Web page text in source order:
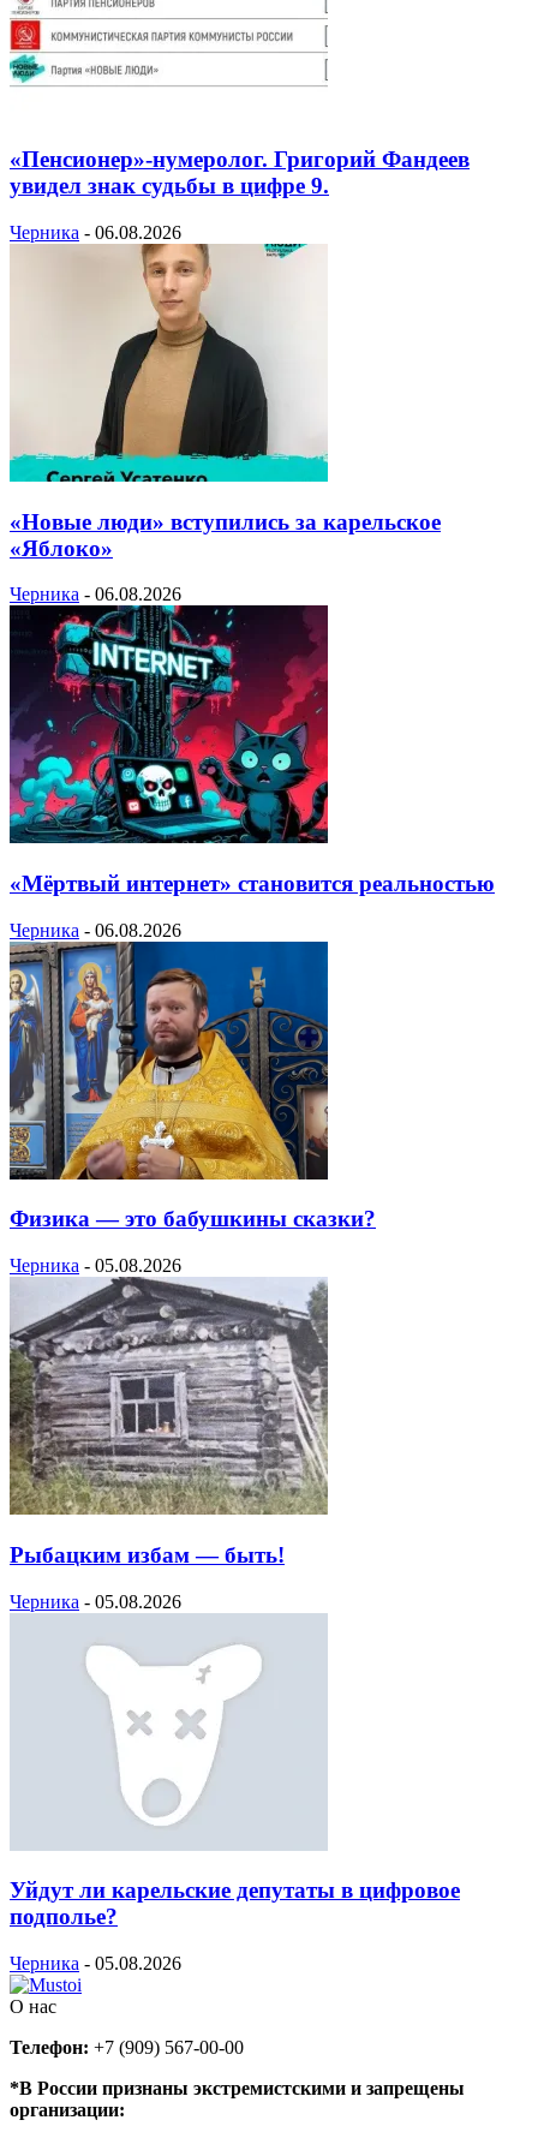
«Пенсионер»-нумеролог. Григорий Фандеев
увидел знак судьбы в цифре 9.
Черника - 06.08.2026
«Новые люди» вступились за карельское
«Яблоко»
Черника - 06.08.2026
«Мёртвый интернет» становится реальностью
Черника - 06.08.2026
Физика — это бабушкины сказки?
Черника - 05.08.2026
Рыбацким избам — быть!
Черника - 05.08.2026
Уйдут ли карельские депутаты в цифровое
подполье?
Черника - 05.08.2026
О нас
Телефон: +7 (909) 567-00-00
*В России признаны экстремистскими и запрещены
организации: